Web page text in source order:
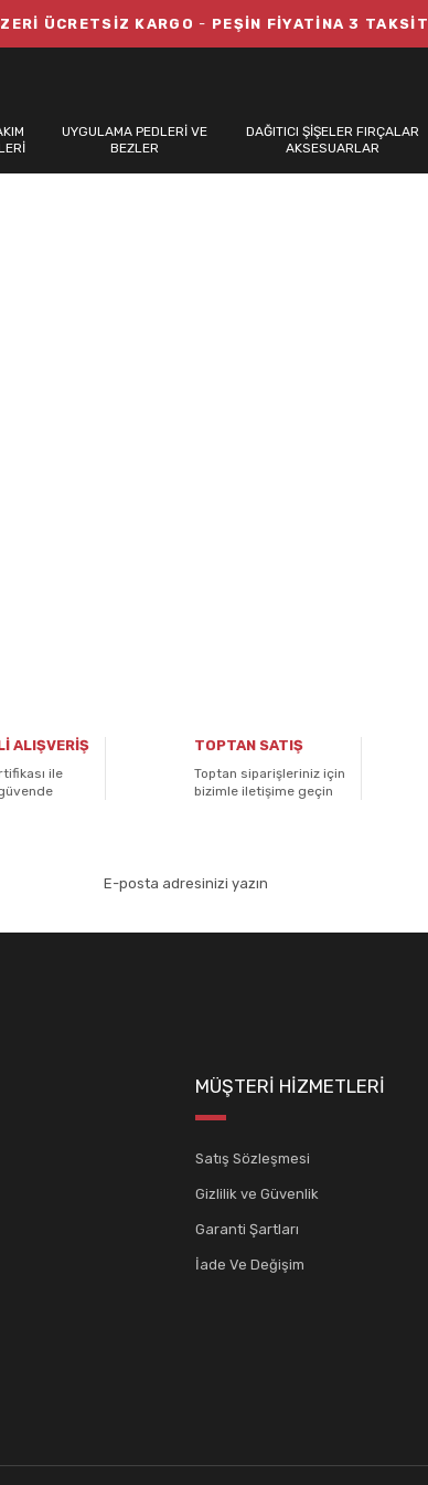
ÜCRETSİZ KARGO - PEŞİN FİYATİNA 3 TAKSİT
UYGULAMA PEDLERİ VE
BEZLER
DAĞITICI ŞİŞELER FIRÇALAR
AKSESUARLAR
ALIŞVERİŞ
ile
TOPTAN SATIŞ
Toptan siparişleriniz için
bizimle iletişime geçin
MÜŞTERİ HİZMETLERİ
Satış Sözleşmesi
Gizlilik ve Güvenlik
Garanti Şartları
İade Ve Değişim